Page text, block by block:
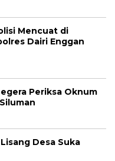
Mencuat di
Dairi Enggan
Periksa Oknum
Desa Suka